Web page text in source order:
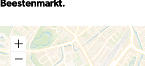
Beestenmarkt.